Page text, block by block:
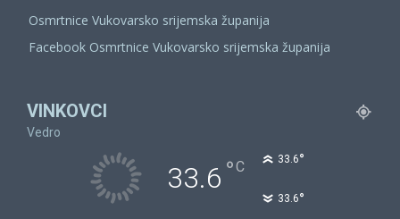
Osmrtnice Vukovarsko srijemska županija
Facebook Osmrtnice Vukovarsko srijemska županija
VINKOVCI
Vedro
33.6 °C 33.6°
33.6°